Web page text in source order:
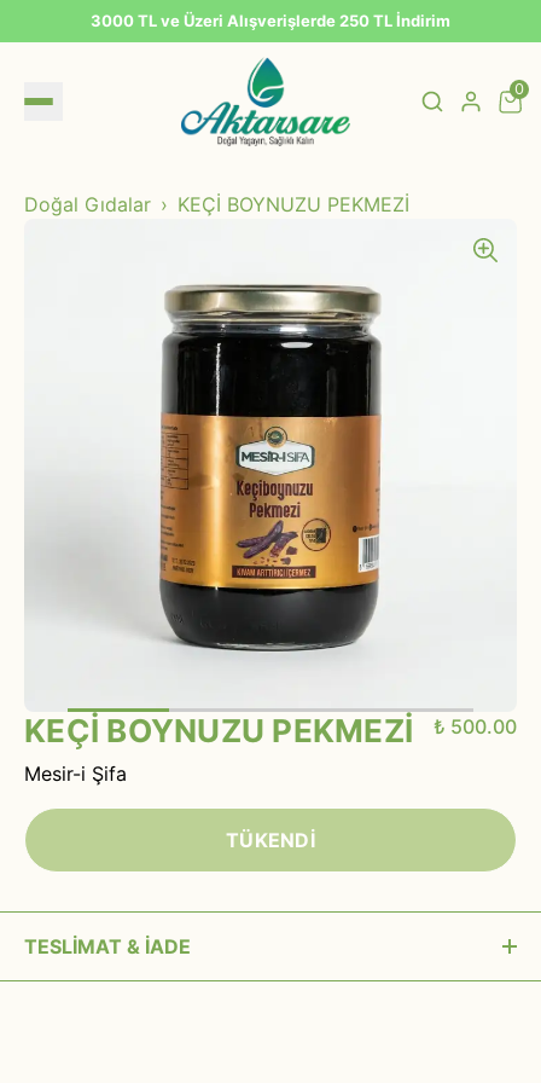
3000 TL ve Üzeri Alışverişlerde 250 TL İndirim
0
Doğal Gıdalar KEÇİ BOYNUZU PEKMEZİ
KEÇİ BOYNUZU PEKMEZİ
₺ 500.00
Mesir-i Şifa
TÜKENDİ
TESLİMAT & İADE